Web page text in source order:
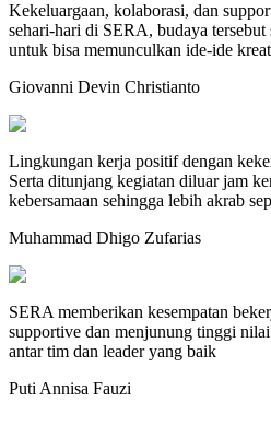
Kekeluargaan, kolaborasi, dan
sehari-hari di SERA, budaya
untuk bisa memunculkan ide-ide
Giovanni Devin Christianto
Lingkungan kerja positif dengan
Serta ditunjang kegiatan diluar jam
kebersamaan sehingga lebih akrab
Muhammad Dhigo Zufarias
SERA memberikan kesempatan
supportive dan menjunung tinggi
antar tim dan leader yang baik
Puti Annisa Fauzi